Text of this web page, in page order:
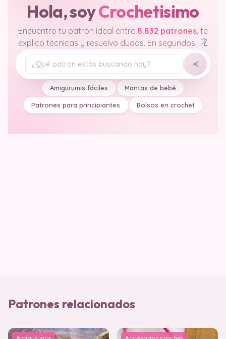
Hola, soyCrochetisimo
Encuentro tu patrón ideal entre 8.832 patrones , te
explico técnicas y resuelvo dudas. En segundos.
Tu pregunta
Amigurumis fáciles Mantas de bebé
Patrones para principiantes Bolsos en crochet
Patrones relacionados